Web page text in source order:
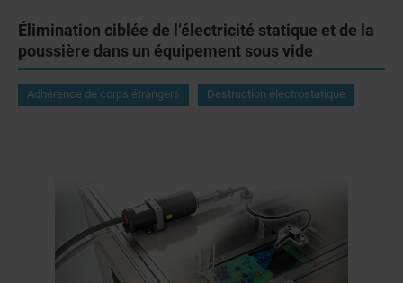
Élimination ciblée de l’électricité statique et de la
poussière dans un équipement sous vide
Adhérence de corps étrangers Destruction électrostatique